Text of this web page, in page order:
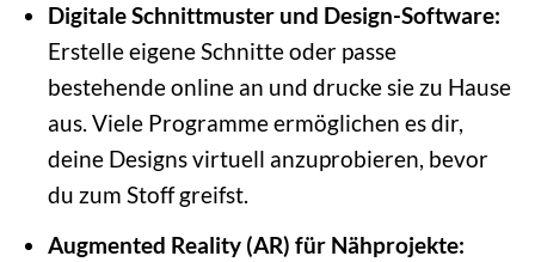
Digitale Schnittmuster und Design-Software:
Erstelle eigene Schnitte oder passe
bestehende online an und drucke sie zu Hause
aus. Viele Programme ermöglichen es dir,
deine Designs virtuell anzuprobieren, bevor
du zum Stoff greifst.
Augmented Reality (AR) für Nähprojekte: